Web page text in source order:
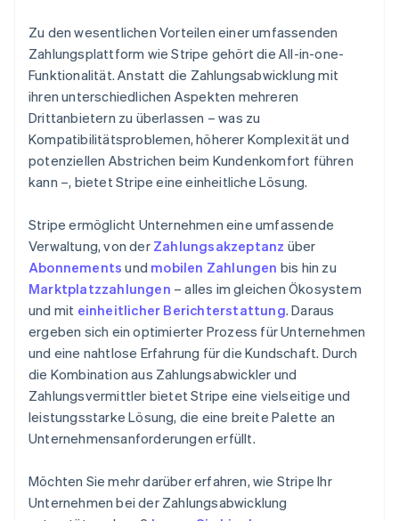
Zu den wesentlichen Vorteilen einer umfassenden
Zahlungsplattform wie Stripe gehört die All-in-one-
Funktionalität. Anstatt die Zahlungsabwicklung mit
ihren unterschiedlichen Aspekten mehreren
Drittanbietern zu überlassen – was zu
Kompatibilitätsproblemen, höherer Komplexität und
potenziellen Abstrichen beim Kundenkomfort führen
kann –, bietet Stripe eine einheitliche Lösung.
Stripe ermöglicht Unternehmen eine umfassende
Verwaltung, von der Zahlungsakzeptanz über
Abonnements und mobilen Zahlungen bis hin zu
Marktplatzzahlungen – alles im gleichen Ökosystem
und mit einheitlicher Berichterstattung. Daraus
ergeben sich ein optimierter Prozess für Unternehmen
und eine nahtlose Erfahrung für die Kundschaft. Durch
die Kombination aus Zahlungsabwickler und
Zahlungsvermittler bietet Stripe eine vielseitige und
leistungsstarke Lösung, die eine breite Palette an
Unternehmensanforderungen erfüllt.
Möchten Sie mehr darüber erfahren, wie Stripe Ihr
Unternehmen bei der Zahlungsabwicklung